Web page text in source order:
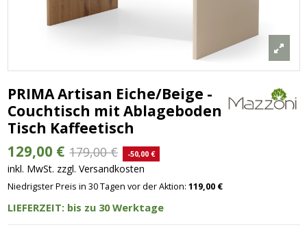
PRIMA Artisan Eiche/Beige -
Couchtisch mit Ablageboden
Tisch Kaffeetisch
129,00 € 179,00 € -50,00 €
inkl. MwSt. zzgl. Versandkosten
Niedrigster Preis in 30 Tagen vor der Aktion: 119,00 €
LIEFERZEIT: bis zu 30 Werktage